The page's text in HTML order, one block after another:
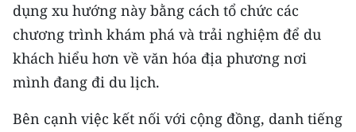
dụng xu hướng này bằng cách tổ chức các
chương trình khám phá và trải nghiệm để du
khách hiểu hơn về văn hóa địa phương nơi
mình đang đi du lịch.
Bên cạnh việc kết nối với cộng đồng, danh tiếng